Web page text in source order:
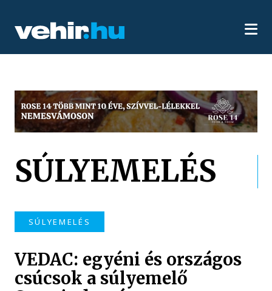
SÚLYEMELÉS
SÚLYEMELÉS
VEDAC: egyéni és országos
csúcsok a súlyemelő